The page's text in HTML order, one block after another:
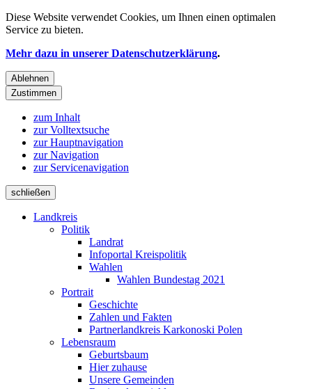
Diese Website verwendet Cookies, um Ihnen einen optimalen
Service zu bieten.
Mehr dazu in unserer Datenschutzerklärung.
Ablehnen
Zustimmen
zum Inhalt
zur Volltextsuche
zur Hauptnavigation
zur Navigation
zur Servicenavigation
schließen
Landkreis
Politik
Landrat
Infoportal Kreispolitik
Wahlen
Wahlen Bundestag 2021
Portrait
Geschichte
Zahlen und Fakten
Partnerlandkreis Karkonoski Polen
Lebensraum
Geburtsbaum
Hier zuhause
Unsere Gemeinden